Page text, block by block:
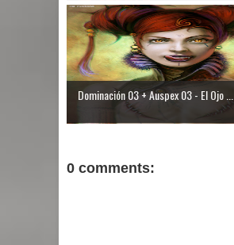
Dominación 03 + Auspex 03 - El Ojo ...
0 comments: